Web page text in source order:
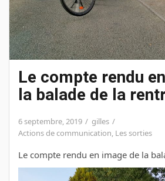
Le compte rendu
la balade de la
6 septembre, 2019
gilles
Actions de communication, Les sorties
Le compte rendu en image de la